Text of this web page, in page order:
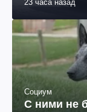
23 часа назад
Социум
С ними не